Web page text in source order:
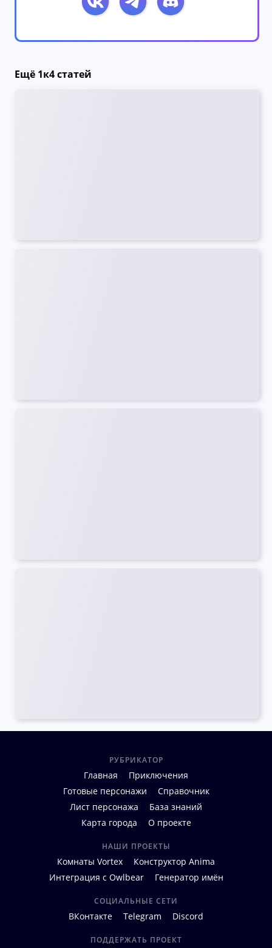
Ещё 1к4 статей
РУБРИКАТОР
Главная
Приключения
Готовые персонажи
Справочник
Лист персонажа
База знаний
Карта города
О проекте
НАШИ ПРОЕКТЫ
Комнаты Vortex
Конструктор Anima
Интеграция с Owlbear
Генератор имён
СОЦИАЛЬНЫЕ СЕТИ
ВКонтакте Telegram Discord
ПОДДЕРЖАТЬ ПРОЕКТ